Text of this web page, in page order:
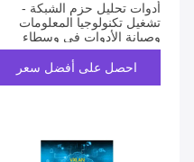
أدوات تحليل حزم الشبكة -
تشغيل تكنولوجيا المعلومات
وصيانة الأدوات في وسطاء
شبكة Packer
احصل على أفضل سعر